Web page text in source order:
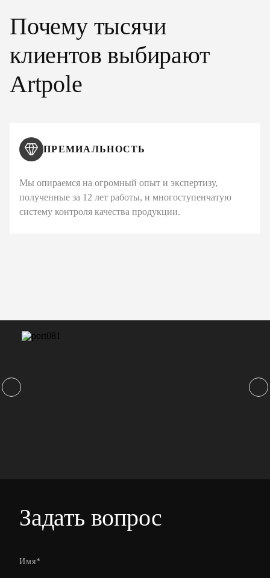
Почему тысячи
клиентов выбирают
Artpole
ПРЕМИАЛЬНОСТЬ
Мы опираемся на огромный опыт и экспертизу,
полученные за 12 лет работы, и многоступенчатую
систему контроля качества продукции.
Задать вопрос